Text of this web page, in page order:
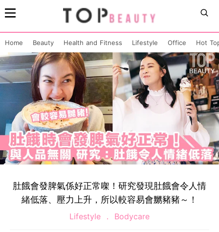
Home Beauty Health and Fitness Lifestyle Office Hot
肚餓會發脾氣係好正常㗎！研究發現肚餓會令人情
緒低落、壓力上升，所以較容易會嬲豬豬～！
Lifestyle Bodycare